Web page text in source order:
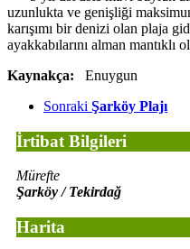
uzunlukta ve genişliği
karışımı bir denizi olan plaja
ayakkabılarını alman mantıklı
Kaynakça:
Enuygun
Sonraki Şarköy Plajı
İrtibat Bilgileri
Mürefte
Şarköy / Tekirdağ
Harita